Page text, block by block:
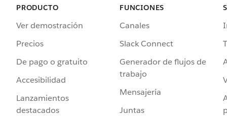
PRODUCTO
Ver demostración
Precios
De pago o gratuito
Accesibilidad
Lanzamientos
destacados
FUNCIONES
Canales
Slack Connect
Generador de flujos de
trabajo
Mensajería
Juntas